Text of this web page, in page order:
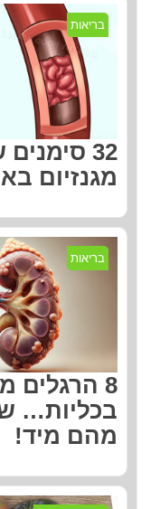
בריאות
32
מגנזיום
בריאות
8 הרגלים
בכליות…
מהם מיד!